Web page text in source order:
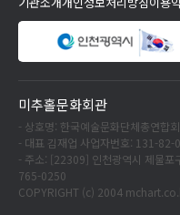
미추홀문화회관
- 상호명: 한국예술문화단체총연합
- 대표 김재업 사업자번호: 131-82-
- 주소: [22309] 인천광역시 제물
765-0250
COPYRIGHT (c) 2004